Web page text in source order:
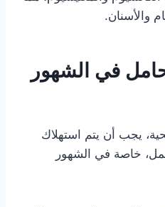
والأسنان.
في الشهور
يجب أن يتم استهلاك
خاصة في الشهور